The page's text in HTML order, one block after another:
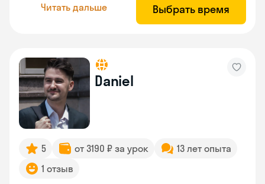
Читать дальше Выбрать время
Daniel
5 от 3190 ₽ за урок
13 лет опыта
1 отзыв